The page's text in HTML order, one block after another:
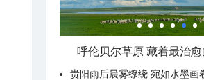
呼伦贝尔草原 藏着最治
贵阳雨后晨雾缭绕 宛如水墨画